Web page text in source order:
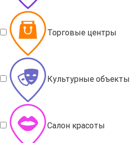
Торговые центры
Культурные объекты
Салон красоты